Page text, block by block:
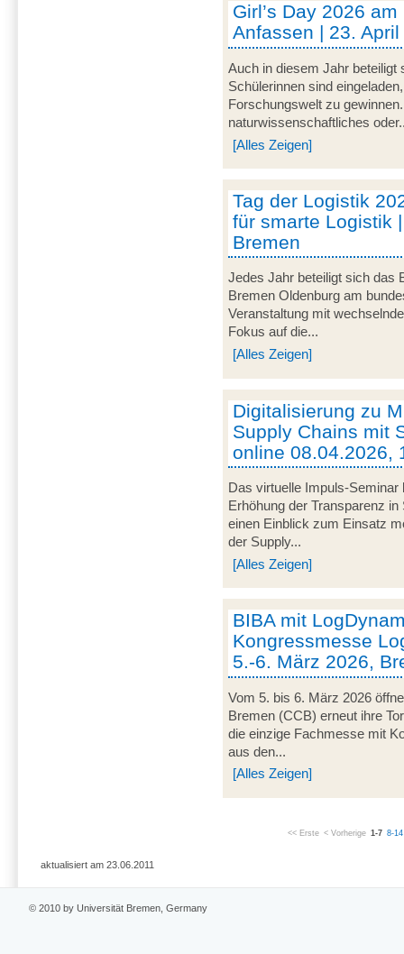
Girl’s Day 2026
Anfassen | 23.
Auch in diesem Jahr beteiligt
Schülerinnen sind
Forschungswelt zu
naturwissenschaftliches
[Alles Zeigen]
Tag der Logistik
für smarte Logistik
Bremen
Jedes Jahr beteiligt sich das
Bremen Oldenburg am
Veranstaltung mit
Fokus auf die...
[Alles Zeigen]
Digitalisierung zu
Supply Chains mit
online 08.04.2026,
Das virtuelle Impuls-Seminar
Erhöhung der Transparenz
einen Einblick zum Einsatz
der Supply...
[Alles Zeigen]
BIBA mit
Kongressmesse
5.-6. März 2026,
Vom 5. bis 6. März 2026
Bremen (CCB) erneut ihre
die einzige Fachmesse mit
aus den...
[Alles Zeigen]
<< Erste < Vorherige 1-7 8-14
aktualisiert am 23.06.2011
© 2010 by Universität Bremen, Germany